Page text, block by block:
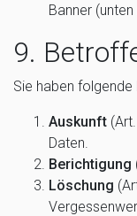
Banner
9.
Sie haben
Auskunft
Daten.
Berichtigung
Löschung